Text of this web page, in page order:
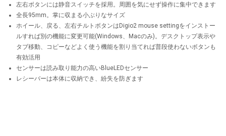
左右ボタンには静音スイッチを採用。周囲を気にせず操作に集中できます
全長95mm。掌に収まる小ぶりなサイズ
ホイール、戻る、左右チルトボタンはDigio2 mouse settingをインストー
ルすれば別の機能に変更可能(Windows、Macのみ)。デスクトップ表示や
タブ移動、コピーなどよく使う機能を割り当てれば普段使わないボタンも
有効活用
センサーは読み取り能力の高いBlueLEDセンサー
レシーバーは本体に収納でき、紛失を防ぎます